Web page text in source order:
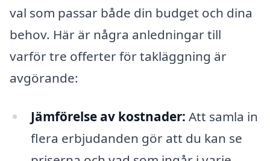
val som passar både din budget och dina
behov. Här är några anledningar till
varför tre offerter för takläggning är
avgörande:
Jämförelse av kostnader: Att samla in
flera erbjudanden gör att du kan se